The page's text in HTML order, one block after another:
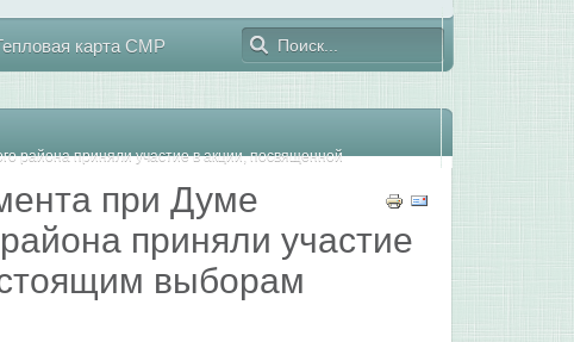
карта СМР
района приняли участие в акции, посвященной
при Думе
приняли участие
выборам